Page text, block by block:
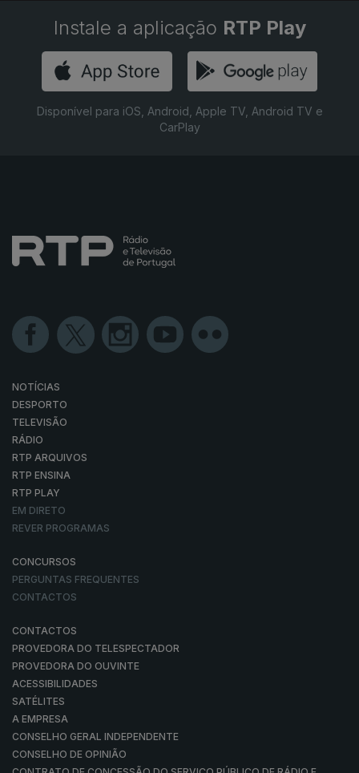
Instale a aplicação RTP Play
Disponível para iOS, Android, Apple TV, Android TV e
CarPlay
NOTÍCIAS
DESPORTO
TELEVISÃO
RÁDIO
RTP ARQUIVOS
RTP ENSINA
RTP PLAY
EM DIRETO
REVER PROGRAMAS
CONCURSOS
PERGUNTAS FREQUENTES
CONTACTOS
CONTACTOS
PROVEDORA DO TELESPECTADOR
PROVEDORA DO OUVINTE
ACESSIBILIDADES
SATÉLITES
A EMPRESA
CONSELHO GERAL INDEPENDENTE
CONSELHO DE OPINIÃO